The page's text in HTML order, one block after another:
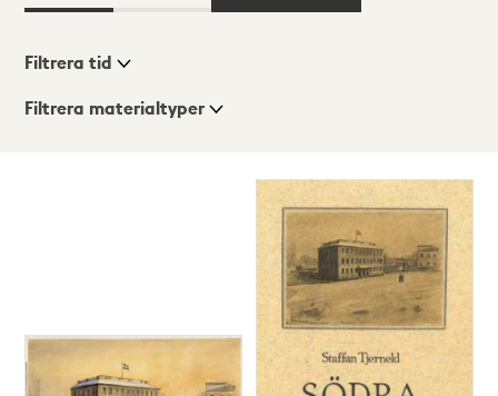
Visningsläge
Filtrera tid
Filtrera materialtyper